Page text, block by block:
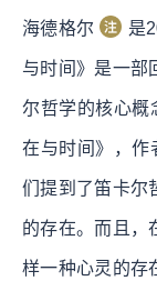
海德格尔 是
与时间》是一部
尔哲学的核心概
在与时间》，作
们提到了笛卡尔
的存在。而且，
样一种心灵的存